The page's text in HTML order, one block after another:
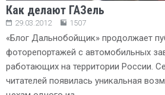
Как делают ГАЗель
29.03.2012 1507
«Блог Дальнобойщик» продолжает
фоторепортажей с автомобильных
работающих на территории России.
читателей появилась уникальная